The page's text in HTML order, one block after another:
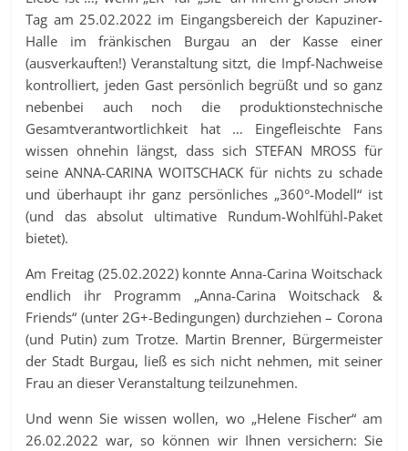
Tag am 25.02.2022 im Eingangsbereich der Kapuziner-
Halle im fränkischen Burgau an der Kasse einer
(ausverkauften!) Veranstaltung sitzt, die Impf-Nachweise
kontrolliert, jeden Gast persönlich begrüßt und so ganz
nebenbei auch noch die produktionstechnische
Gesamtverantwortlichkeit hat … Eingefleischte Fans
wissen ohnehin längst, dass sich STEFAN MROSS für
seine ANNA-CARINA WOITSCHACK für nichts zu schade
und überhaupt ihr ganz persönliches „360°-Modell“ ist
(und das absolut ultimative Rundum-Wohlfühl-Paket
bietet).
Am Freitag (25.02.2022) konnte Anna-Carina Woitschack
endlich ihr Programm „Anna-Carina Woitschack &
Friends“ (unter 2G+-Bedingungen) durchziehen – Corona
(und Putin) zum Trotze. Martin Brenner, Bürgermeister
der Stadt Burgau, ließ es sich nicht nehmen, mit seiner
Frau an dieser Veranstaltung teilzunehmen.
Und wenn Sie wissen wollen, wo „Helene Fischer“ am
26.02.2022 war, so können wir Ihnen versichern: Sie